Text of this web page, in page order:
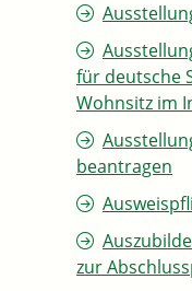
für deutsche
Wohnsitz im
beantragen
zur